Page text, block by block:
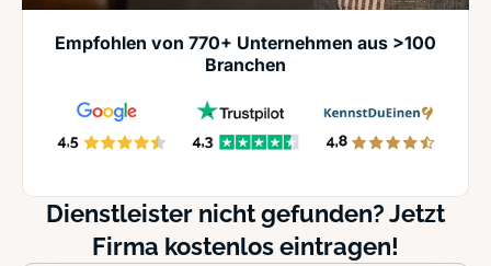
Empfohlen von 770+ Unternehmen aus >100
Branchen
Dienstleister nicht gefunden? Jetzt
Firma kostenlos eintragen!